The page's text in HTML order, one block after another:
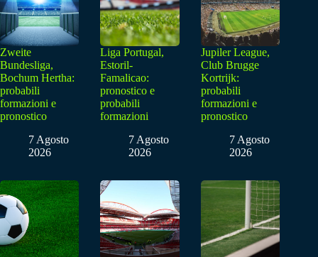
Zweite
Bundesliga,
Bochum Hertha:
probabili
formazioni e
pronostico
7 Agosto
2026
Liga Portugal,
Estoril-
Famalicao:
pronostico e
probabili
formazioni
7 Agosto
2026
Jupiler League,
Club Brugge
Kortrijk:
probabili
formazioni e
pronostico
7 Agosto
2026